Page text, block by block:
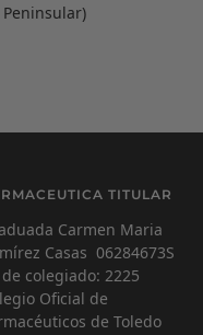
TITULAR
Carmen Maria
Casas 06284673S
de colegiado: 2225
Oficial de
de Toledo
virtual.
puedo ayudarte?